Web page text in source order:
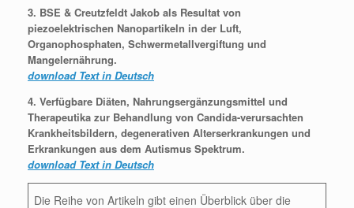
3. BSE & Creutzfeldt Jakob als Resultat von
piezoelektrischen Nanopartikeln in der Luft,
Organophosphaten, Schwermetallvergiftung und
Mangelernährung.
download Text in Deutsch
4. Verfügbare Diäten, Nahrungsergänzungsmittel und
Therapeutika zur Behandlung von Candida-verursachten
Krankheitsbildern, degenerativen Alterserkrankungen und
Erkrankungen aus dem Autismus Spektrum.
download Text in Deutsch
Die Reihe von Artikeln gibt einen Überblick über die